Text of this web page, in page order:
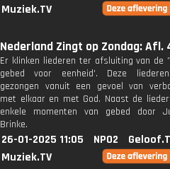
Muziek.TV
Nederland Zingt op Zondag: Afl.
Er klinken liederen ter afsluiting van de
gebed voor eenheid'. Deze
gezongen vanuit een gevoel van
met elkaar en met God. Naast de
enkele momenten van gebed door
Brinke.
26-01-2025 11:05 NPO2
Muziek.TV